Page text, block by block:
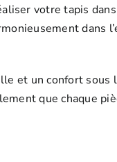
votre tapis
dans
et un confort sous
que chaque